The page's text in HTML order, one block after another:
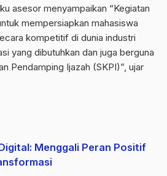
asesor menyampaikan “Kegiatan
mempersiapkan mahasiswa
kompetitif di dunia industri
yang dibutuhkan dan juga berguna
Pendamping Ijazah (SKPI)”, ujar
Menggali Peran Positif